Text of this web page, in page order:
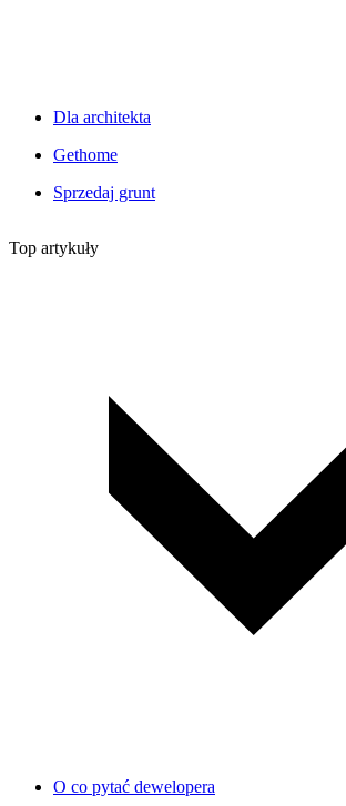
Dla architekta
Gethome
Sprzedaj grunt
Top artykuły
O co pytać dewelopera